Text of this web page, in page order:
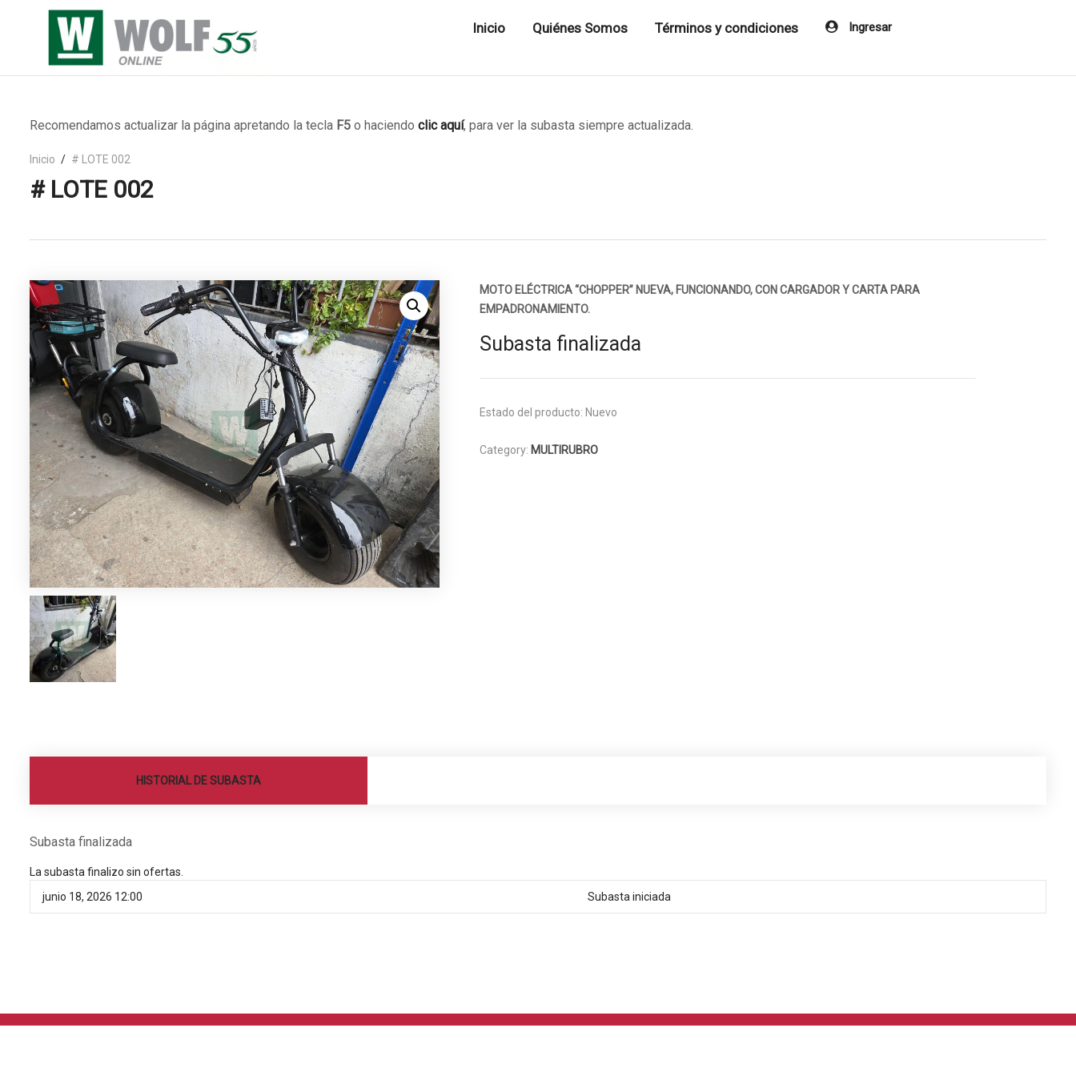
Inicio Quiénes Somos Términos y condiciones Ingresar
Recomendamos actualizar la página apretando la tecla F5 o haciendo clic aquí, para ver la subasta siempre actualizada.
Inicio # LOTE 002
# LOTE 002
MOTO ELÉCTRICA “CHOPPER” NUEVA, FUNCIONANDO, CON CARGADOR Y CARTA PARA
EMPADRONAMIENTO.
Subasta finalizada
Estado del producto: Nuevo
Category: MULTIRUBRO
HISTORIAL DE SUBASTA
Subasta finalizada
La subasta finalizo sin ofertas.
junio 18, 2026 12:00
Subasta iniciada